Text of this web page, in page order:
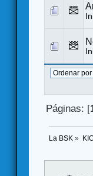
Páginas: [
La BSK »